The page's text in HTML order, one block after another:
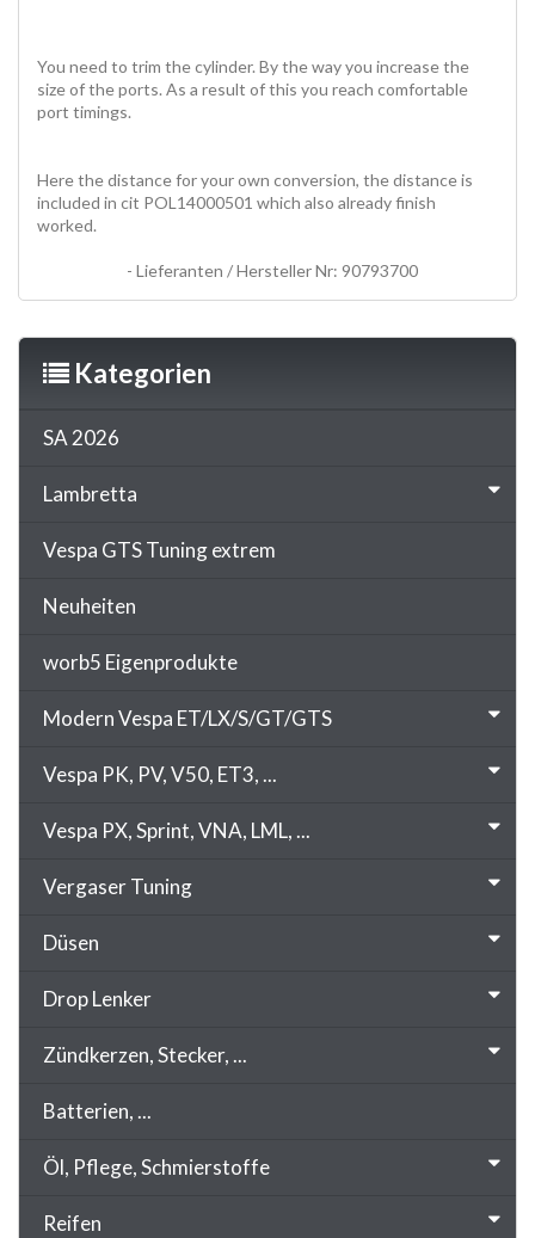
You need to trim the cylinder. By the way you increase the
size of the ports. As a result of this you reach comfortable
port timings.
Here the distance for your own conversion, the distance is
included in cit POL14000501 which also already finish
worked.
- Lieferanten / Hersteller Nr: 90793700
Kategorien
SA 2026
Lambretta
Vespa GTS Tuning extrem
Neuheiten
worb5 Eigenprodukte
Modern Vespa ET/LX/S/GT/GTS
Vespa PK, PV, V50, ET3, ...
Vespa PX, Sprint, VNA, LML, ...
Vergaser Tuning
Düsen
Drop Lenker
Zündkerzen, Stecker, ...
Batterien, ...
Öl, Pflege, Schmierstoffe
Reifen